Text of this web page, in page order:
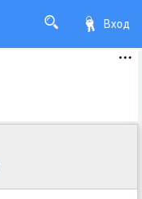
Вход